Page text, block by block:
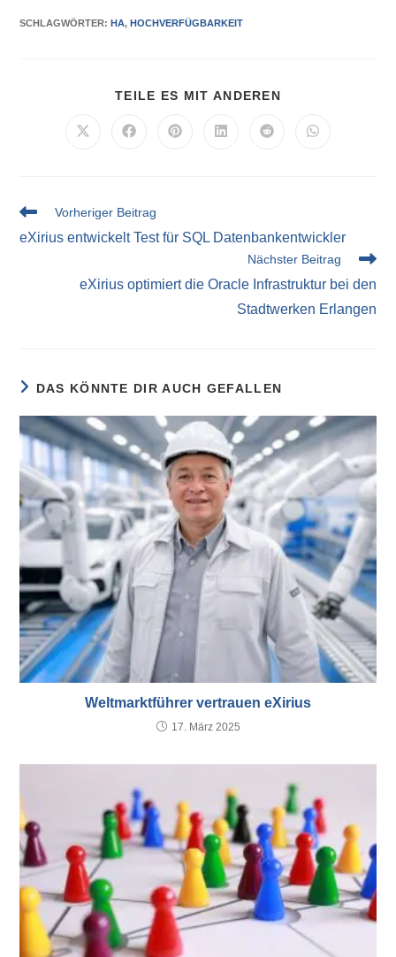
SCHLAGWÖRTER:HA, HOCHVERFÜGBARKEIT
TEILE ES MIT ANDEREN
Vorheriger Beitrag
eXirius entwickelt Test für SQL Datenbankentwickler
Nächster Beitrag
eXirius optimiert die Oracle Infrastruktur bei den
Stadtwerken Erlangen
DAS KÖNNTE DIR AUCH GEFALLEN
Weltmarktführer vertrauen eXirius
17. März 2025